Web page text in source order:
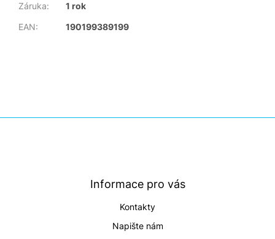
Záruka:
1 rok
EAN: 190199389199
Informace pro vás
Kontakty
Napište nám